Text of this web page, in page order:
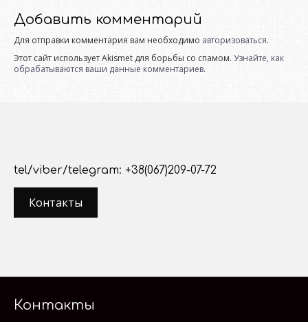
Добавить комментарий
Для отправки комментария вам необходимо авторизоваться.
Этот сайт использует Akismet для борьбы со спамом. Узнайте, как
обрабатываются ваши данные комментариев.
tel/viber/telegram: +38(067)209-07-72
Контакты
Контакты